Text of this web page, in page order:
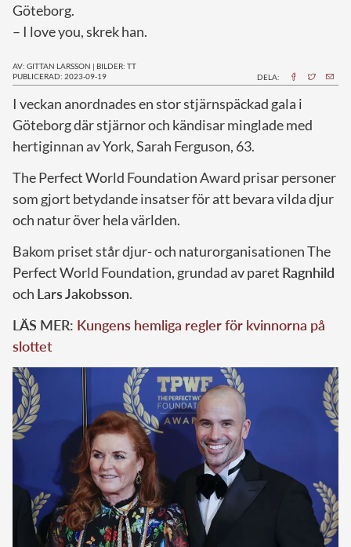
Göteborg.
– I love you, skrek han.
AV: GITTAN LARSSON | BILDER: TT
PUBLICERAD: 2023-09-19
DELA:
I veckan anordnades en stor stjärnspäckad gala i
Göteborg där stjärnor och kändisar minglade med
hertiginnan av York, Sarah Ferguson, 63.
The Perfect World Foundation Award prisar personer
som gjort betydande insatser för att bevara vilda djur
och natur över hela världen.
Bakom priset står djur- och naturorganisationen The
Perfect World Foundation, grundad av paret Ragnhild
och Lars Jakobsson.
LÄS MER: Kungens hemliga regler för kvinnorna på
slottet